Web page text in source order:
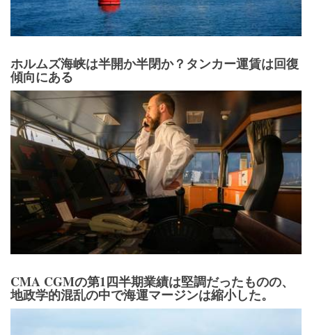
ホルムズ海峡は半開か半閉か？タンカー運賃は回復
傾向にある
CMA CGMの第1四半期業績は堅調だったものの、
地政学的混乱の中で海運マージンは縮小した。